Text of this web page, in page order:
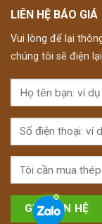
LIÊN HỆ BÁO GIÁ
Vui lòng để lại
chúng tôi sẽ điện